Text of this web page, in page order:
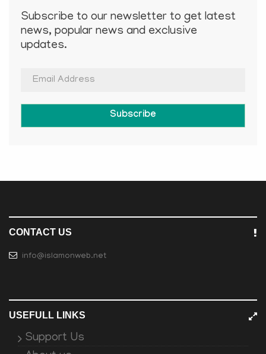
Subscribe to our newsletter to get latest
news, popular news and exclusive
updates.
Subscribe
CONTACT US
info@islamonweb.net
USEFULL LINKS
Support Us